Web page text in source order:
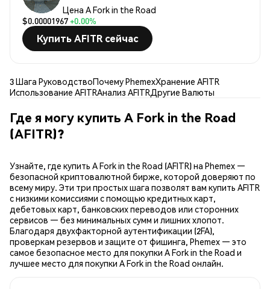
Цена A Fork in the Road
$0.00001967+0.00%
Купить AFITR сейчас
3 Шага РуководствоПочему PhemexХранение AFITR
Использование AFITRАнализ AFITRДругие Валюты
Где я могу купить A Fork in the Road
(AFITR)?
Узнайте, где купить A Fork in the Road (AFITR) на Phemex —
безопасной криптовалютной бирже, которой доверяют по
всему миру. Эти три простых шага позволят вам купить AFITR
с низкими комиссиями с помощью кредитных карт,
дебетовых карт, банковских переводов или сторонних
сервисов — без минимальных сумм и лишних хлопот.
Благодаря двухфакторной аутентификации (2FA),
проверкам резервов и защите от фишинга, Phemex — это
самое безопасное место для покупки A Fork in the Road и
лучшее место для покупки A Fork in the Road онлайн.